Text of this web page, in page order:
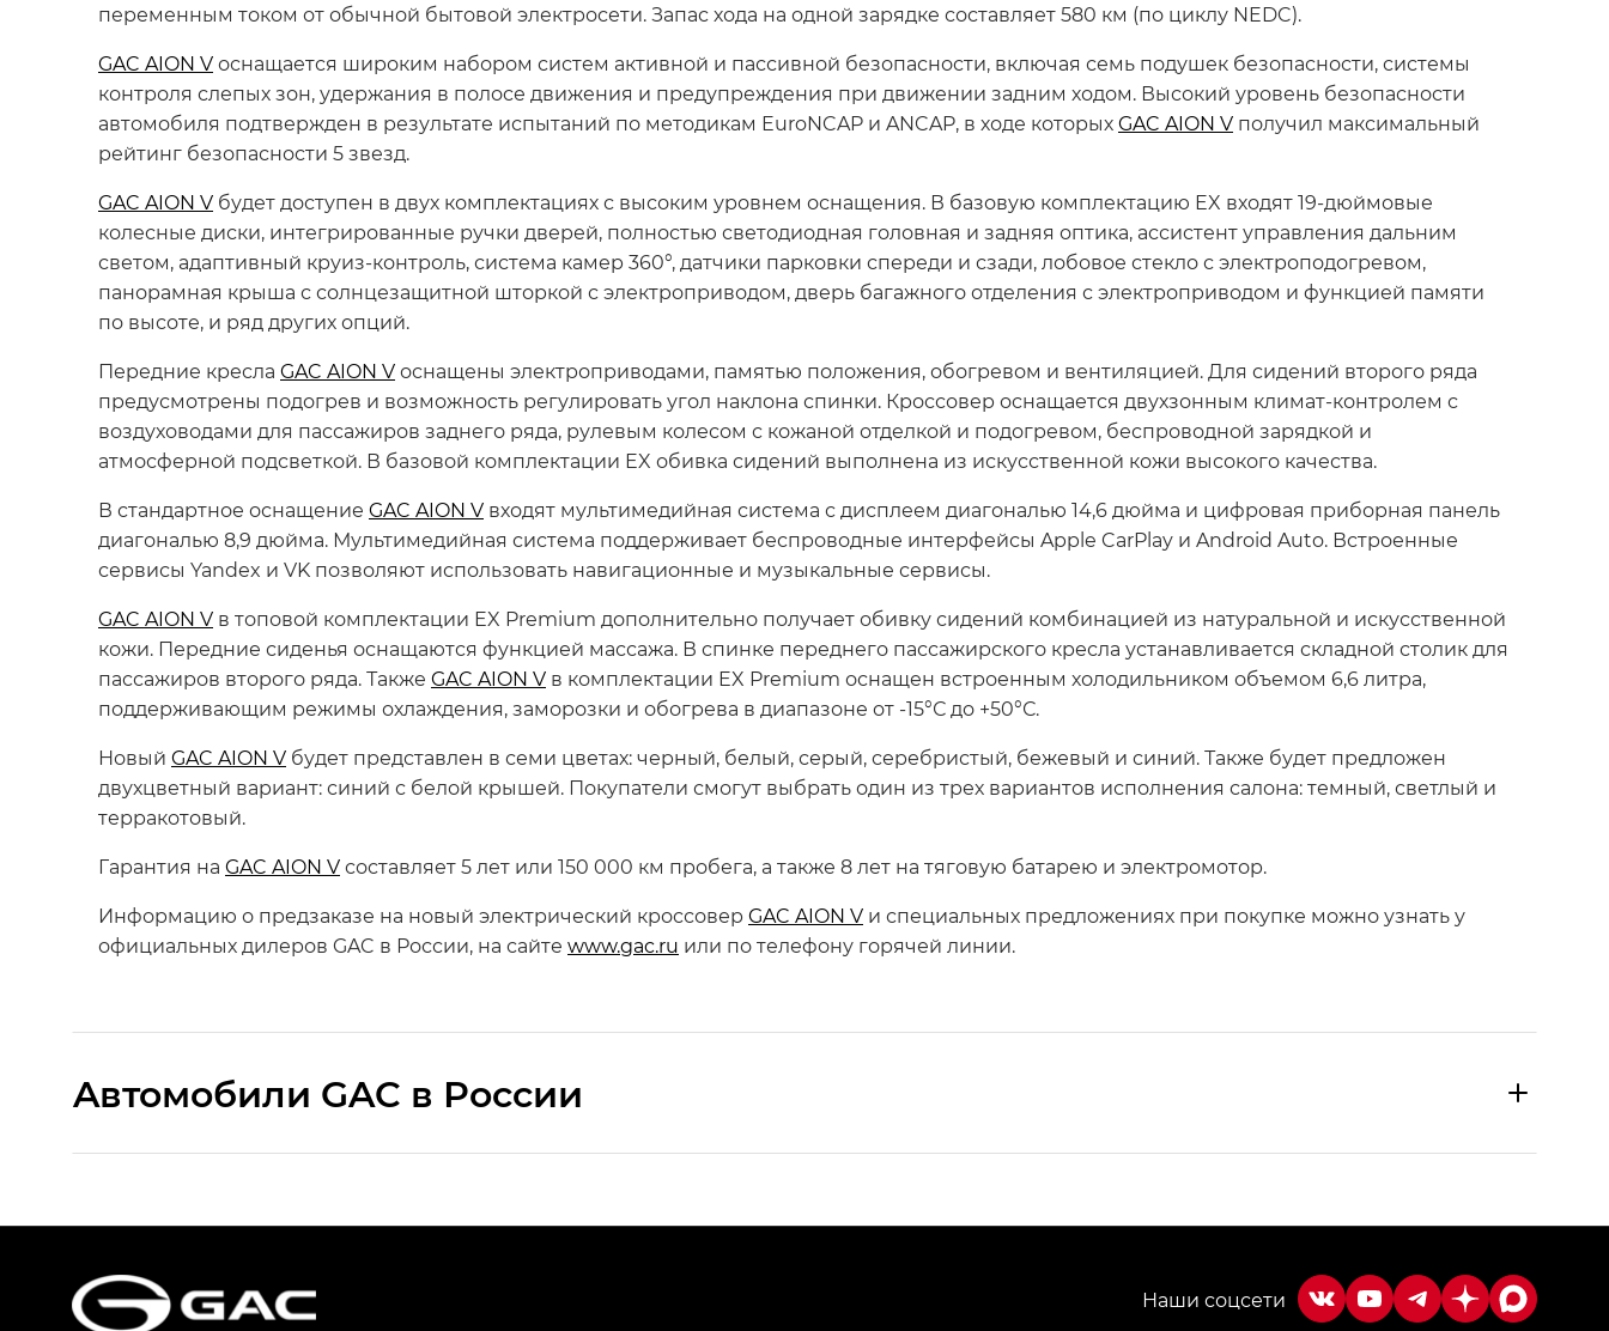
переменным током от обычной бытовой электросети. Запас хода на одной зарядке составляет 580 км (по циклу NEDC).
GAC AION Vоснащается широким набором систем активной и пассивной безопасности, включая семь подушек безопасности, системы
контроля слепых зон, удержания в полосе движения и предупреждения при движении задним ходом. Высокий уровень безопасности
автомобиля подтвержден в результате испытаний по методикам EuroNCAP и ANCAP, в ходе которыхGAC AION V получил максимальный
рейтинг безопасности 5 звезд.
GAC AION V будет доступен в двух комплектациях с высоким уровнем оснащения. В базовую комплектацию EX входят 19-дюймовые
колесные диски, интегрированные ручки дверей, полностью светодиодная головная и задняя оптика, ассистент управления дальним
светом, адаптивный круиз-контроль, система камер 360°, датчики парковки спереди и сзади, лобовое стекло с электроподогревом,
панорамная крыша с солнцезащитной шторкой с электроприводом, дверь багажного отделения с электроприводом и функцией памяти
по высоте, и ряд других опций.
Передние кресла GAC AION Vоснащены электроприводами, памятью положения, обогревом и вентиляцией. Для сидений второго ряда
предусмотрены подогрев и возможность регулировать угол наклона спинки. Кроссовер оснащается двухзонным климат-контролем с
воздуховодами для пассажиров заднего ряда, рулевым колесом с кожаной отделкой и подогревом, беспроводной зарядкой и
атмосферной подсветкой. В базовой комплектации EX обивка сидений выполнена из искусственной кожи высокого качества.
В стандартное оснащение GAC AION V входят мультимедийная система с дисплеем диагональю 14,6 дюйма и цифровая приборная панель
диагональю 8,9 дюйма. Мультимедийная система поддерживает беспроводные интерфейсы Apple CarPlay и Android Auto. Встроенные
сервисы Yandex и VK позволяют использовать навигационные и музыкальные сервисы.
GAC AION V в топовой комплектации EX Premium дополнительно получает обивку сидений комбинацией из натуральной и искусственной
кожи. Передние сиденья оснащаются функцией массажа. В спинке переднего пассажирского кресла устанавливается складной столик для
пассажиров второго ряда. Также GAC AION V в комплектации EX Premium оснащен встроенным холодильником объемом 6,6 литра,
поддерживающим режимы охлаждения, заморозки и обогрева в диапазоне от -15°С до +50°С.
Новый GAC AION V будет представлен в семи цветах: черный, белый, серый, серебристый, бежевый и синий. Также будет предложен
двухцветный вариант: синий с белой крышей. Покупатели смогут выбрать один из трех вариантов исполнения салона: темный, светлый и
терракотовый.
Гарантия на GAC AION Vсоставляет 5 лет или 150 000 км пробега, а также 8 лет на тяговую батарею и электромотор.
Информацию о предзаказе на новый электрический кроссовер GAC AION V и специальных предложениях при покупке можно узнать у
официальных дилеров GAC в России, на сайте www.gac.ru или по телефону горячей линии.
Aвтомобили GAC в России
HYPTEC HT — Хайптек Эйч Ти (HYPTEC HT) в комплектации Экс ПРЕМИУМ — EX PREMIUM